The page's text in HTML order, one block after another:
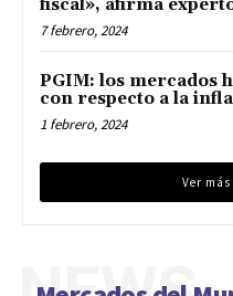
fiscal», afirma
7 febrero, 2024
PGIM: los mercados
con respecto a la
1 febrero, 2024
Ver